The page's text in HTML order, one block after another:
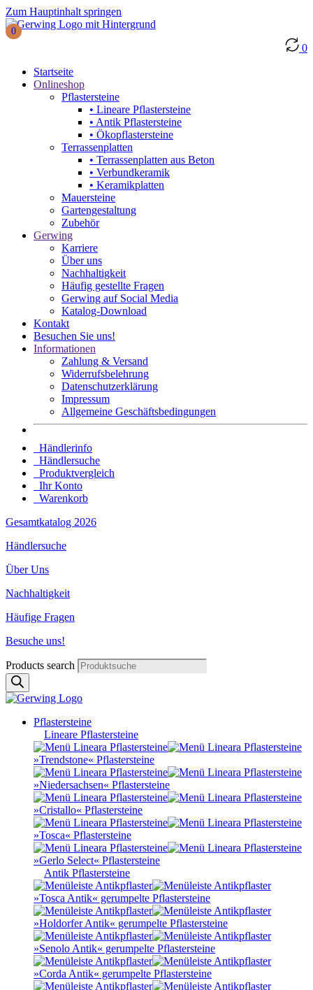
Zum Hauptinhalt springen
0
0
Startseite
Onlineshop
Pflastersteine
• Lineare Pflastersteine
• Antik Pflastersteine
• Ökopflastersteine
Terrassenplatten
• Terrassenplatten aus Beton
• Verbundkeramik
• Keramikplatten
Mauersteine
Gartengestaltung
Zubehör
Gerwing
Karriere
Über uns
Nachhaltigkeit
Häufig gestellte Fragen
Gerwing auf Social Media
Katalog-Download
Kontakt
Besuchen Sie uns!
Informationen
Zahlung & Versand
Widerrufsbelehrung
Datenschutz­erklärung
Impressum
Allgemeine Geschäftsbedingungen
Händlerinfo
Händlersuche
Produktvergleich
Ihr Konto
Warenkorb
Gesamtkatalog 2026
Händlersuche
Über Uns
Nachhaltigkeit
Häufige Fragen
Besuche uns!
Products search
Pflastersteine
Lineare Pflastersteine
»Trendstone« Pflastersteine
»Niedersachsen« Pflastersteine
»Cristallo« Pflastersteine
»Tosca« Pflastersteine
»Gerlo Select« Pflastersteine
Antik Pflastersteine
»Tosca Antik« gerumpelte Pflastersteine
»Holdorfer Antik« gerumpelte Pflastersteine
»Senolo Antik« gerumpelte Pflastersteine
»Corda Antik« gerumpelte Pflastersteine